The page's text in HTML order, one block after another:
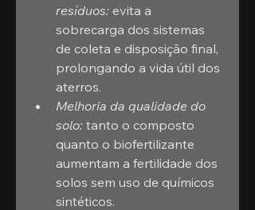
resíduos: evita a
sobrecarga dos sistemas
de coleta e disposição final,
prolongando a vida útil dos
aterros.
Melhoria da qualidade do
solo: tanto o composto
quanto o biofertilizante
aumentam a fertilidade dos
solos sem uso de químicos
sintéticos.